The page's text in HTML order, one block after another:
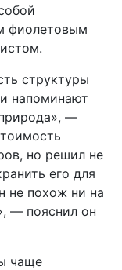
фиолетовым
структуры
напоминают
—
но решил не
его для
не похож ни на
— пояснил он
чаще